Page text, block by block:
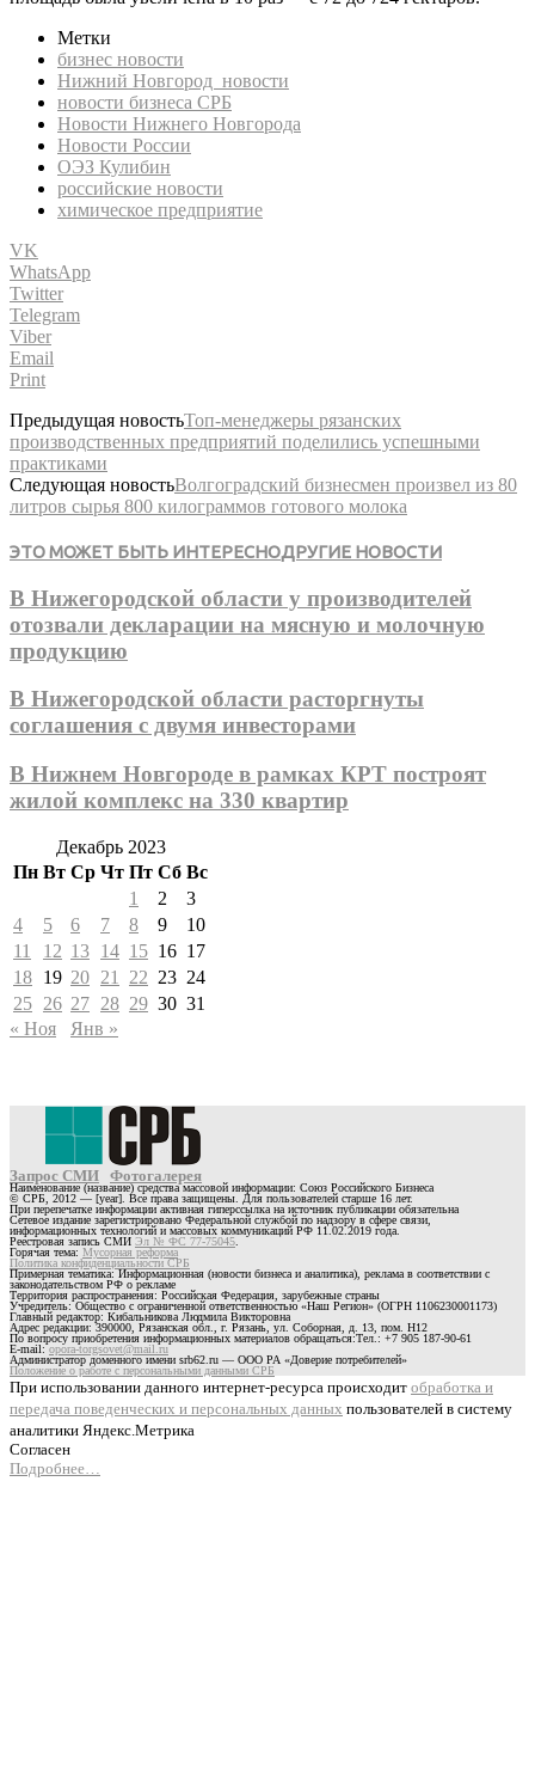
Метки
бизнес новости
Нижний Новгород новости
новости бизнеса СРБ
Новости Нижнего Новгорода
Новости России
ОЭЗ Кулибин
российские новости
химическое предприятие
VK
WhatsApp
Twitter
Telegram
Viber
Email
Print
Предыдущая новостьТоп-менеджеры рязанских
производственных предприятий поделились успешными
практиками
Следующая новостьВолгоградский бизнесмен произвел из 80
литров сырья 800 килограммов готового молока
ЭТО МОЖЕТ БЫТЬ ИНТЕРЕСНОДРУГИЕ НОВОСТИ
В Нижегородской области у производителей
отозвали декларации на мясную и молочную
продукцию
В Нижегородской области расторгнуты
соглашения с двумя инвесторами
В Нижнем Новгороде в рамках КРТ построят
жилой комплекс на 330 квартир
Декабрь 2023
Пн Вт Ср Чт Пт Сб Вс
1
2
3
4
5 6 7 8 9
10
11
12 13 14 15 16 17
18 19 20 21 22 23 24
25 26 27 28 29 30 31
« Ноя
Янв »
Запрос СМИ Фотогалерея
Наименование (название) средства массовой информации: Союз Российского Бизнеса
© СРБ, 2012 — [year]. Все права защищены. Для пользователей старше 16 лет.
При перепечатке информации активная гиперссылка на источник публикации обязательна
Сетевое издание зарегистрировано Федеральной службой по надзору в сфере связи,
информационных технологий и массовых коммуникаций РФ 11.02.2019 года.
Реестровая запись СМИ Эл № ФС 77-75045
Горячая тема: Мусорная реформа
Политика конфиденциальности СРБ
Примерная тематика: Информационная (новости бизнеса и аналитика), реклама в соответствии с
законодательством РФ о рекламе
Территория распространения: Российская Федерация, зарубежные страны
Учредитель: Общество с ограниченной ответственностью «Наш Регион» (ОГРН 1106230001173)
Главный редактор: Кибальникова Людмила Викторовна
Адрес редакции: 390000, Рязанская обл., г. Рязань, ул. Соборная, д. 13, пом. Н12
По вопросу приобретения информационных материалов обращаться:Тел.: +7 905 187-90-61
E-mail:opora-torgsovet@mail.ru
Администратор доменного имени srb62.ru — ООО РА «Доверие потребителей»
Положение о работе с персональными данными СРБ
При использовании данного интернет-ресурса происходит обработка и
передача поведенческих и персональных данных пользователей в систему
аналитики Яндекс.Метрика
Согласен
Подробнее…